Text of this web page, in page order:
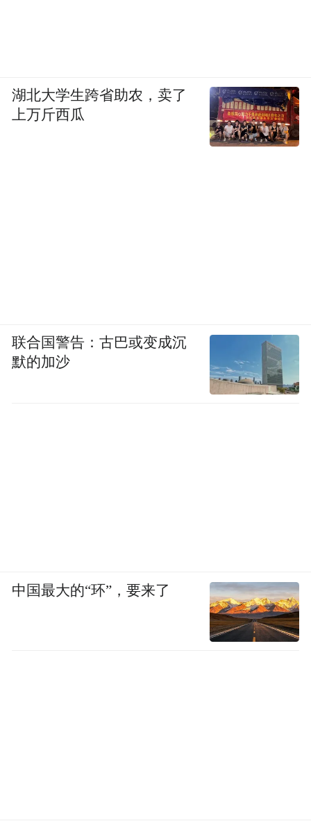
湖北大学生跨省助农，卖了
上万斤西瓜
联合国警告：古巴或变成沉
默的加沙
中国最大的“环”，要来了